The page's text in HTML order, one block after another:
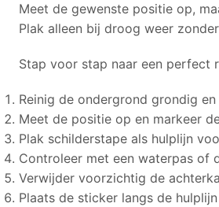
Meet de gewenste positie op,
Plak alleen bij droog weer
Stap voor stap naar een perfect
Reinig de ondergrond grondig
Meet de positie op en markeer
Plak schilderstape als hulplijn
Controleer met een waterpas of
Verwijder voorzichtig de
Plaats de sticker langs de hulplijn